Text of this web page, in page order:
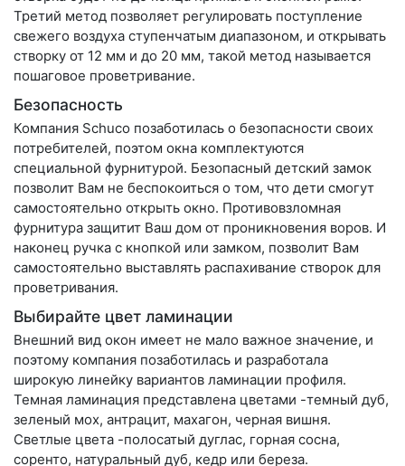
Третий метод позволяет регулировать поступление
свежего воздуха ступенчатым диапазоном, и открывать
створку от 12 мм и до 20 мм, такой метод называется
пошаговое проветривание.
Безопасность
Компания Schuco позаботилась о безопасности своих
потребителей, поэтом окна комплектуются
специальной фурнитурой. Безопасный детский замок
позволит Вам не беспокоиться о том, что дети смогут
самостоятельно открыть окно. Противовзломная
фурнитура защитит Ваш дом от проникновения воров. И
наконец ручка с кнопкой или замком, позволит Вам
самостоятельно выставлять распахивание створок для
проветривания.
Выбирайте цвет ламинации
Внешний вид окон имеет не мало важное значение, и
поэтому компания позаботилась и разработала
широкую линейку вариантов ламинации профиля.
Темная ламинация представлена цветами -темный дуб,
зеленый мох, антрацит, махагон, черная вишня.
Светлые цвета -полосатый дуглас, горная сосна,
соренто, натуральный дуб, кедр или береза.